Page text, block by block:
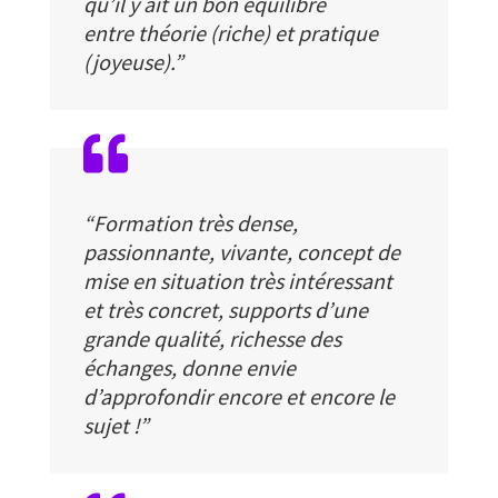
entre théorie (riche) et pratique
(joyeuse).”

“Formation très dense,
passionnante, vivante, concept de
mise en situation très intéressant
et très concret, supports d’une
grande qualité, richesse des
échanges, donne envie
d’approfondir encore et encore le
sujet !”